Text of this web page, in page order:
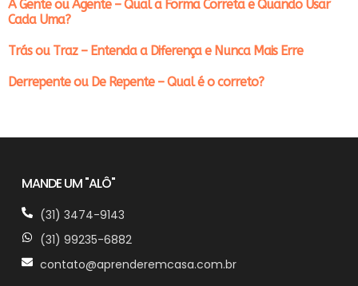
A Gente ou Agente – Qual a Forma Correta e Quando Usar
Cada Uma?
Trás ou Traz – Entenda a Diferença e Nunca Mais Erre
Derrepente ou De Repente – Qual é o correto?
MANDE UM "ALÔ"
(31) 3474-9143
(31) 99235-6882
contato@aprenderemcasa.com.br